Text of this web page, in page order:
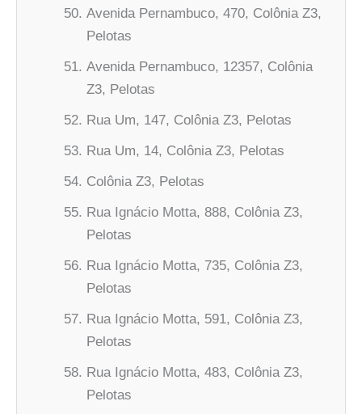
Avenida Pernambuco, 470, Colônia Z3,
Pelotas
Avenida Pernambuco, 12357, Colônia
Z3, Pelotas
Rua Um, 147, Colônia Z3, Pelotas
Rua Um, 14, Colônia Z3, Pelotas
Colônia Z3, Pelotas
Rua Ignácio Motta, 888, Colônia Z3,
Pelotas
Rua Ignácio Motta, 735, Colônia Z3,
Pelotas
Rua Ignácio Motta, 591, Colônia Z3,
Pelotas
Rua Ignácio Motta, 483, Colônia Z3,
Pelotas